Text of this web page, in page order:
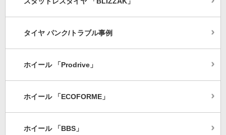
タイヤ パンク/トラブル事例
ホイール 「Prodrive」
ホイール 「ECOFORME」
ホイール 「BBS」